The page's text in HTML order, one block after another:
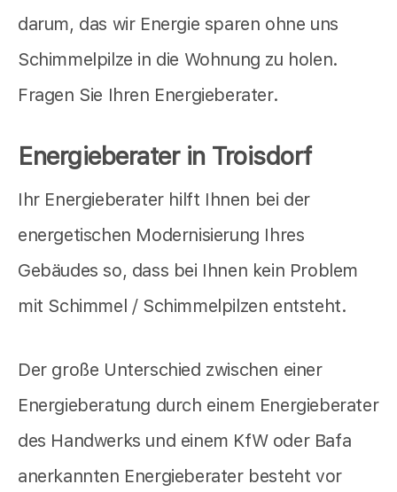
darum, das wir Energie sparen ohne uns
Schimmelpilze in die Wohnung zu holen.
Fragen Sie Ihren Energieberater.
Energieberater in Troisdorf
Ihr Energieberater hilft Ihnen bei der
energetischen Modernisierung Ihres
Gebäudes so, dass bei Ihnen kein Problem
mit Schimmel / Schimmelpilzen entsteht.
Der große Unterschied zwischen einer
Energieberatung durch einem Energieberater
des Handwerks und einem KfW oder Bafa
anerkannten Energieberater besteht vor